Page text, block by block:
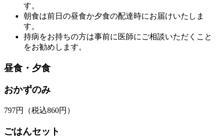
す。
朝食は前日の昼食か夕食の配達時にお届けいたしま
す。
持病をお持ちの方は事前に医師にご相談いただくこと
をお勧めします。
昼食・夕食
おかずのみ
797円 （税込860円）
ごはんセット